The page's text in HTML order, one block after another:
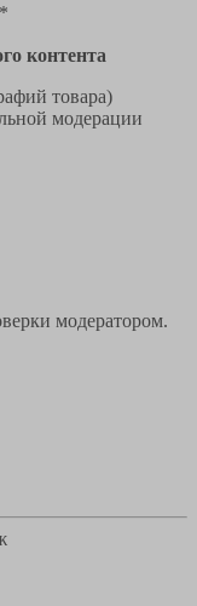
контента
товара)
модерации
модератором.